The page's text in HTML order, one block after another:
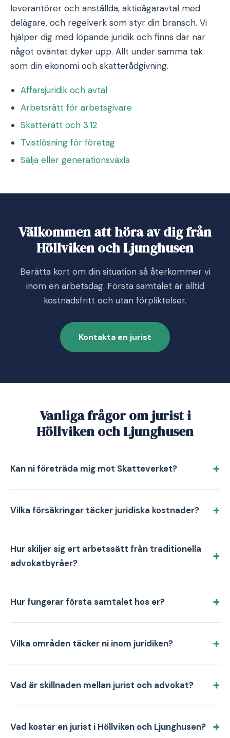
leverantörer och anställda, aktieägaravtal med
delägare, och regelverk som styr din bransch. Vi
hjälper dig med löpande juridik och finns där när
något oväntat dyker upp. Allt under samma tak
som din ekonomi och skatterådgivning.
Affärsjuridik och avtal
Arbetsrätt för arbetsgivare
Skatterätt och 3:12
Tvistlösning för företag
Sälja eller generationsväxla
Välkommen att höra av dig från
Höllviken och Ljunghusen
Berätta kort om din situation så återkommer vi
inom en arbetsdag. Första samtalet är alltid
kostnadsfritt och utan förpliktelser.
Kontakta en jurist
Vanliga frågor om jurist i
Höllviken och Ljunghusen
Kan ni företräda mig mot Skatteverket?
Vilka försäkringar täcker juridiska kostnader?
Hur skiljer sig ert arbetssätt från traditionella
advokatbyråer?
Hur fungerar första samtalet hos er?
Vilka områden täcker ni inom juridiken?
Vad är skillnaden mellan jurist och advokat?
Vad kostar en jurist i Höllviken och Ljunghusen?